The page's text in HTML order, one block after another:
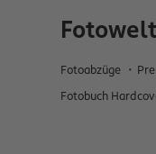
Fotoabzüge
Fotobuch